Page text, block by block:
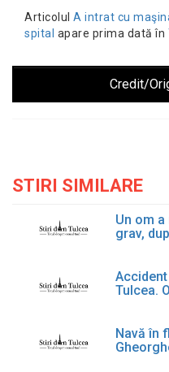
Articolul A intrat cu
spital apare prima dată în
Credit/
STIRI SIMILARE
Un om
grav,
Tulcea.
Navă în